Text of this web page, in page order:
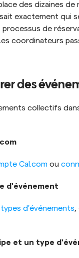
des dizaines de
exactement qui
processus de
coordinateurs
des
collectifs
Cal.com ou
d'événement
d'événements,
et un type